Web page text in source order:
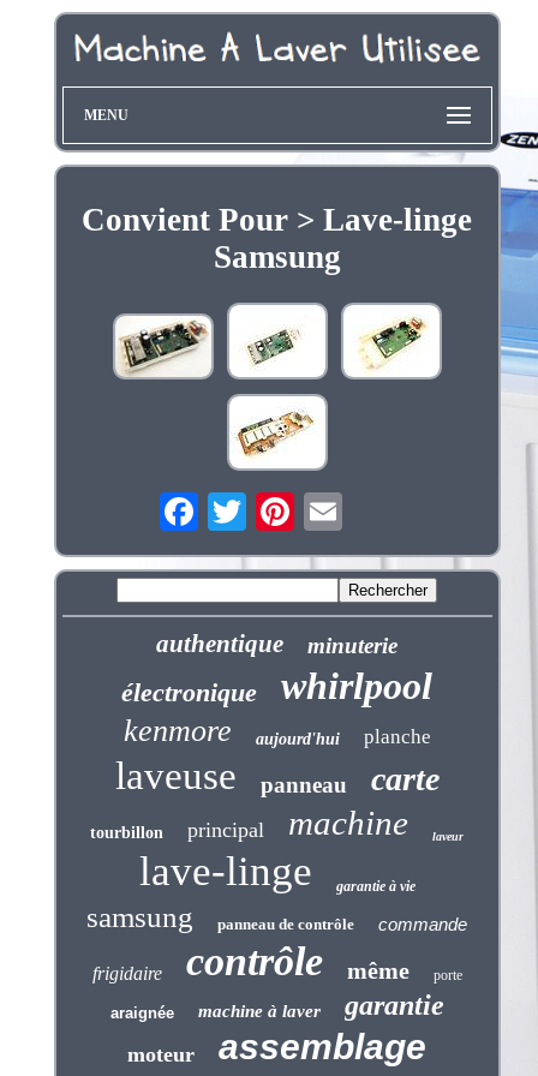
MENU
Convient Pour > Lave-linge
Samsung
authentique minuterie
électronique whirlpool
kenmore aujourd'hui planche
laveuse panneau carte
tourbillon principal machine laveur
lave-linge garantie à vie
samsung panneau de contrôle commande
frigidaire contrôle même porte
araignée machine à laver garantie
moteur assemblage